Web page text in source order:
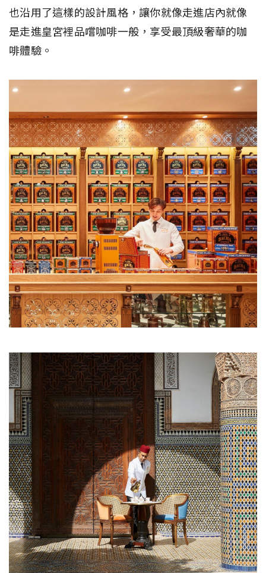
也沿用了這樣的設計風格，讓你就像走進店內就像
是走進皇宮裡品嚐咖啡一般，享受最頂級奢華的咖
啡體驗。